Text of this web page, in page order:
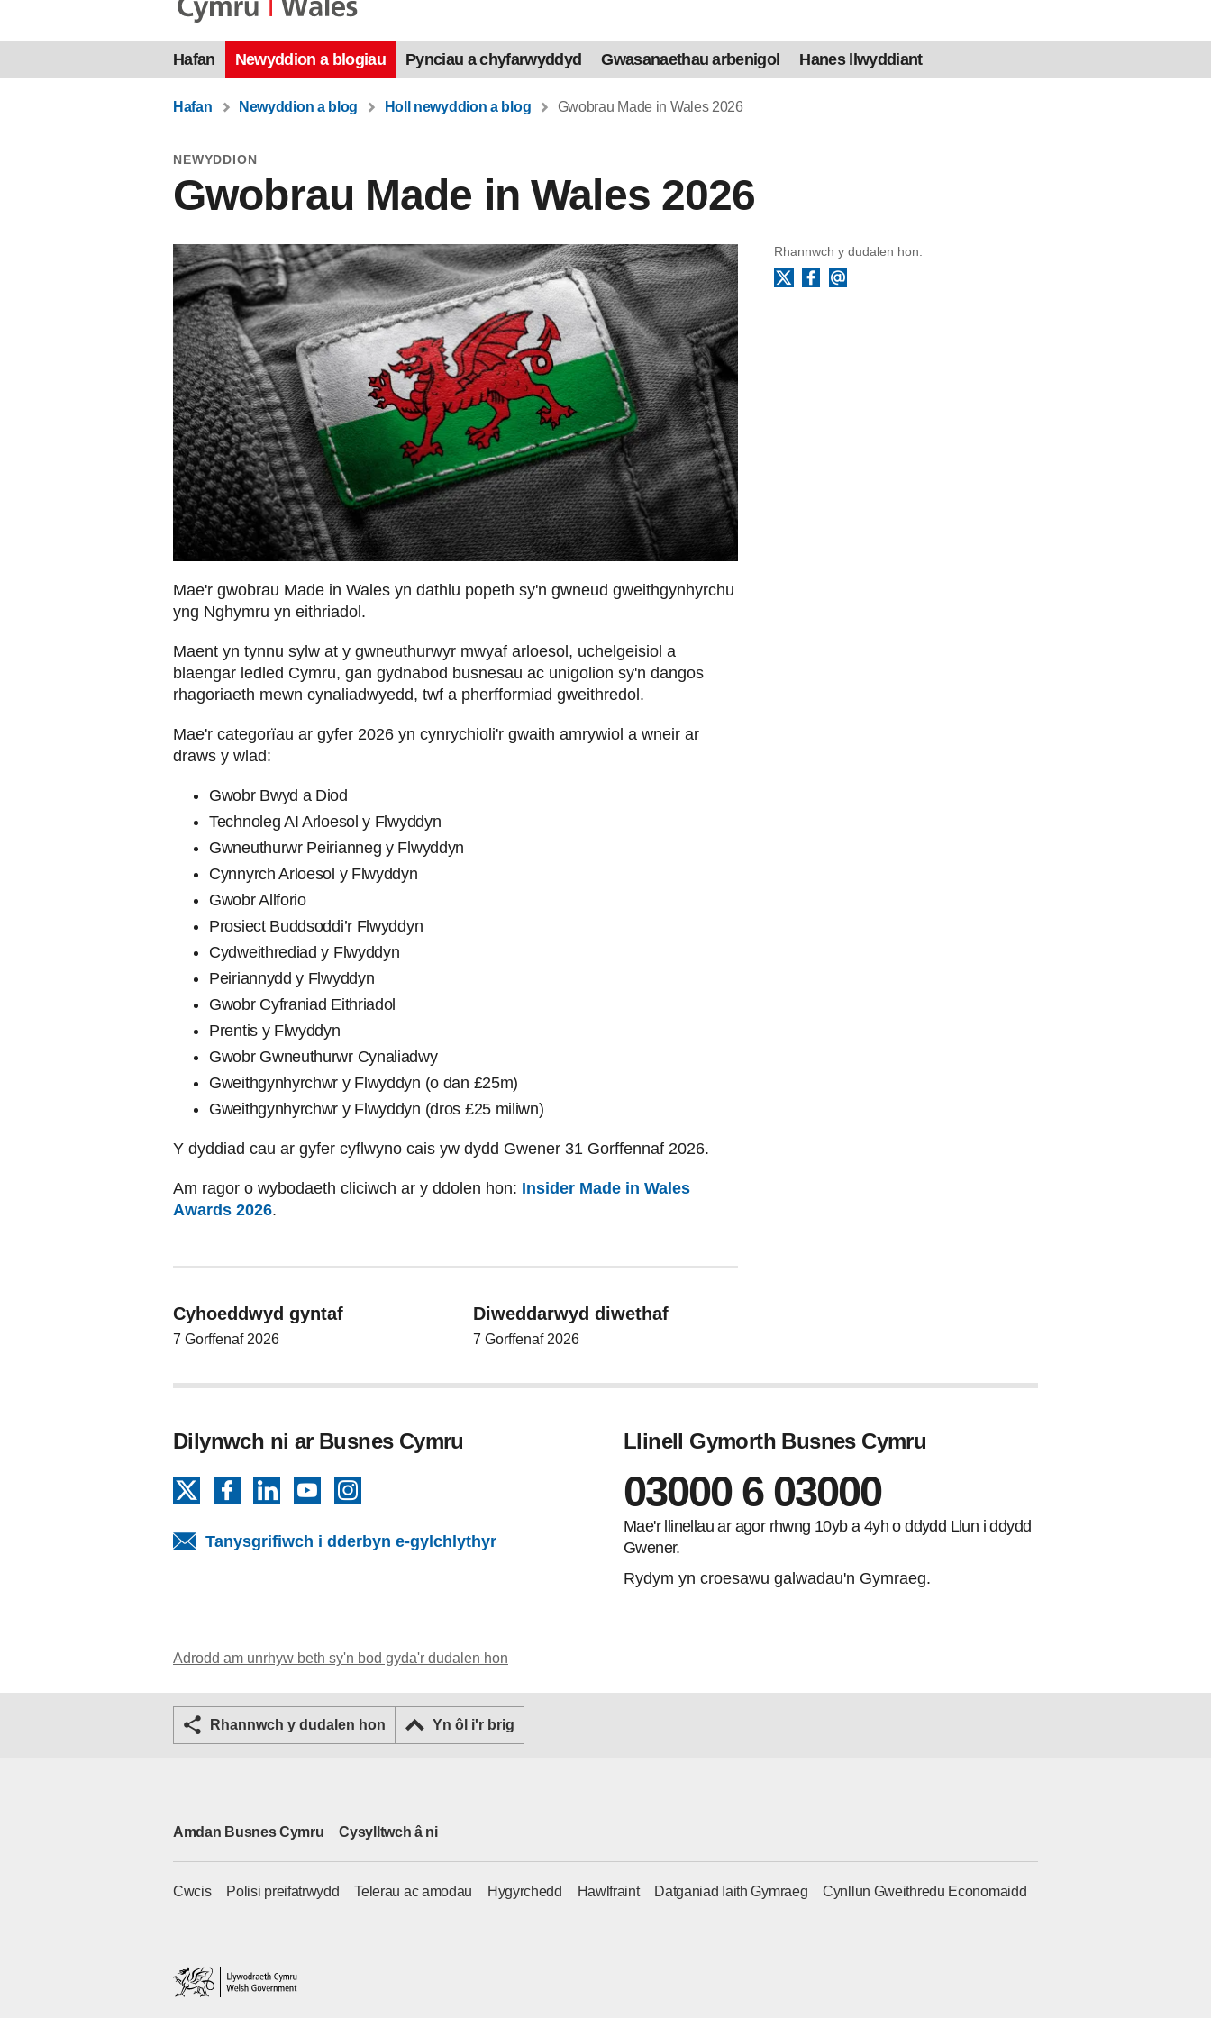
Hafan Newyddion a blogiau Pynciau a chyfarwyddyd Gwasanaethau arbenigol Hanes llwyddiant
Hafan Newyddion a blog Holl newyddion a blog Gwobrau Made in Wales 2026
NEWYDDION
Gwobrau Made in Wales 2026
Mae'r gwobrau Made in Wales yn dathlu popeth sy'n gwneud gweithgynhyrchu
yng Nghymru yn eithriadol.
Maent yn tynnu sylw at y gwneuthurwyr mwyaf arloesol, uchelgeisiol a
blaengar ledled Cymru, gan gydnabod busnesau ac unigolion sy'n dangos
rhagoriaeth mewn cynaliadwyedd, twf a pherfformiad gweithredol.
Mae'r categorïau ar gyfer 2026 yn cynrychioli'r gwaith amrywiol a wneir ar
draws y wlad:
Gwobr Bwyd a Diod
Technoleg AI Arloesol y Flwyddyn
Gwneuthurwr Peirianneg y Flwyddyn
Cynnyrch Arloesol y Flwyddyn
Gwobr Allforio
Prosiect Buddsoddi’r Flwyddyn
Cydweithrediad y Flwyddyn
Peiriannydd y Flwyddyn
Gwobr Cyfraniad Eithriadol
Prentis y Flwyddyn
Gwobr Gwneuthurwr Cynaliadwy
Gweithgynhyrchwr y Flwyddyn (o dan £25m)
Gweithgynhyrchwr y Flwyddyn (dros £25 miliwn)
Y dyddiad cau ar gyfer cyflwyno cais yw dydd Gwener 31 Gorffennaf 2026.
Am ragor o wybodaeth cliciwch ar y ddolen hon: Insider Made in Wales
Awards 2026.
Cyhoeddwyd gyntaf
7 Gorffenaf 2026
Diweddarwyd diwethaf
7 Gorffenaf 2026
Rhannwch y dudalen hon:
Facebook
Ebost
Dilynwch ni ar Busnes Cymru
FacebookLinkedInYouTube
Tanysgrifiwch i dderbyn e-gylchlythyr
Llinell Gymorth Busnes Cymru
03000 6 03000
Mae'r llinellau ar agor rhwng 10yb a 4yh o ddydd Llun i ddydd
Gwener.
Rydym yn croesawu galwadau'n Gymraeg.
Adrodd am unrhyw beth sy'n bod gyda'r dudalen hon
Rhannwch y dudalen hon Yn ôl i'r brig
Amdan Busnes Cymru Cysylltwch â ni
Cwcis Polisi preifatrwydd Telerau ac amodau Hygyrchedd Hawlfraint Datganiad Iaith Gymraeg Cynllun Gweithredu Economaidd